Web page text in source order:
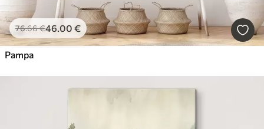
76.66€46 .00 €
Pampa